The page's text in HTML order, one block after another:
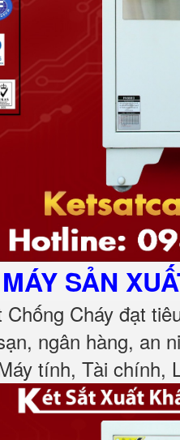
SẢN
Chống Cháy đạt
ngân hàng, an
tính, Tài chính,